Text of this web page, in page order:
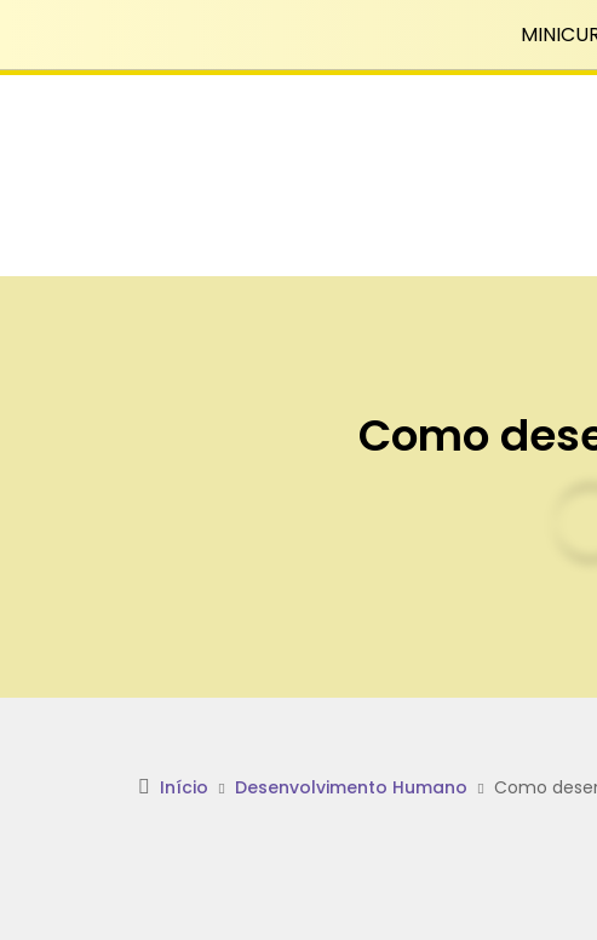
Como
Início Desenvolvimento Humano Como